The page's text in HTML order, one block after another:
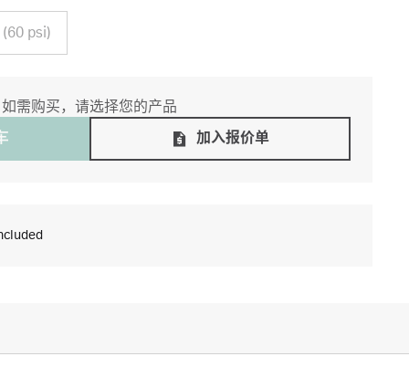
psi)
如需购买，请选择您的产品
加入报价单